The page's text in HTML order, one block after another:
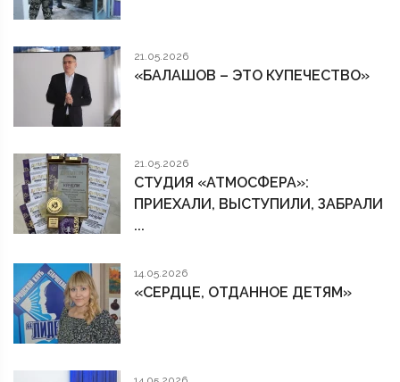
21.05.2026
«БАЛАШОВ – ЭТО КУПЕЧЕСТВО»
21.05.2026
СТУДИЯ «АТМОСФЕРА»:
ПРИЕХАЛИ, ВЫСТУПИЛИ, ЗАБРАЛИ
...
14.05.2026
«СЕРДЦЕ, ОТДАННОЕ ДЕТЯМ»